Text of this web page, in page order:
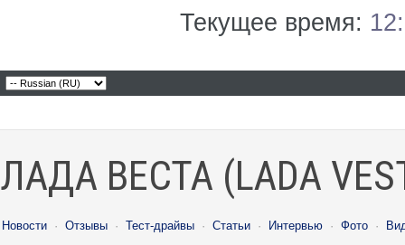
Текущее время:
ЛАДА ВЕСТА (LADA
Новости · Отзывы · Тест-драйвы · Статьи · Интервью · Фото ·